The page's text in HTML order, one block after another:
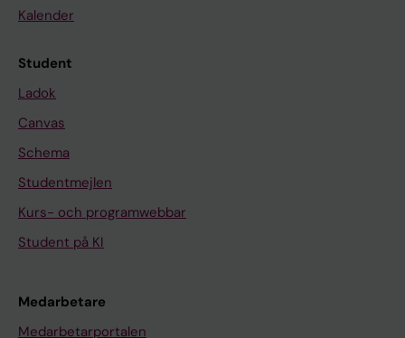
Kalender
Student
Ladok
Canvas
Schema
Studentmejlen
Kurs- och programwebbar
Student på KI
Medarbetare
Medarbetarportalen